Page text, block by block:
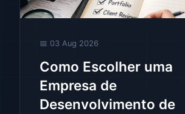
📅 03 Aug 2026
Como Escolher uma
Empresa de
Desenvolvimento de